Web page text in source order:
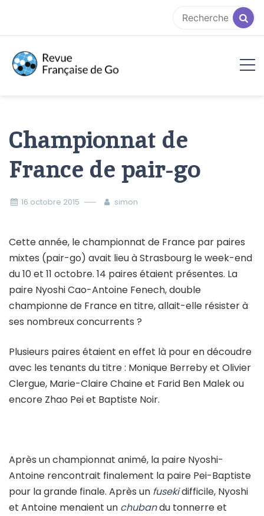
contenu
Championnat de
France de pair-go
16 octobre 2015 simon
Cette année, le championnat de France par paires
mixtes (pair-go) avait lieu à Strasbourg le week-end
du 10 et 11 octobre. 14 paires étaient présentes. La
paire Nyoshi Cao-Antoine Fenech, double
championne de France en titre, allait-elle résister à
ses nombreux concurrents ?
Plusieurs paires étaient en effet là pour en découdre
avec les tenants du titre : Monique Berreby et Olivier
Clergue, Marie-Claire Chaine et Farid Ben Malek ou
encore Zhao Pei et Baptiste Noir.
Après un championnat animé, la paire Nyoshi-
Antoine rencontrait finalement la paire Pei-Baptiste
pour la grande finale. Après un fusekidifficile, Nyoshi
et Antoine menaient un chubandu tonnerre et